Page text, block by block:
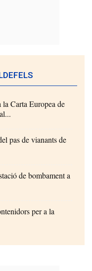
la Carta Europea de
pas de vianants de
de bombament a
per a la